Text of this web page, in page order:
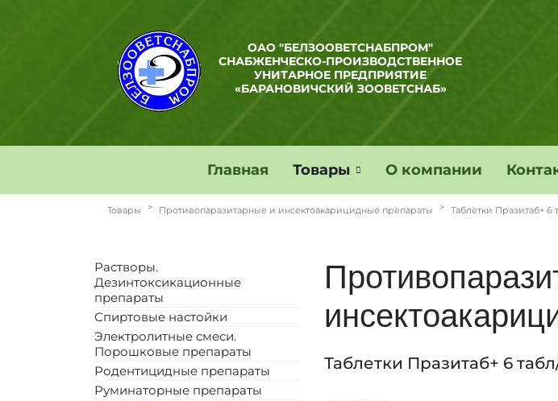
ОАО "БЕЛЗООВЕТСНАБПРОМ"
СНАБЖЕНЧЕСКО-ПРОИЗВОДСТВЕННОЕ
УНИТАРНОЕ ПРЕДПРИЯТИЕ
«БАРАНОВИЧСКИЙ ЗООВЕТСНАБ»
Главная Товары О компании
Товары Противопаразитарные и инсектоакарицидные препараты Таблетки Празитаб+ 6
Растворы.
Дезинтоксикационные
препараты
Спиртовые настойки
Электролитные смеси.
Порошковые препараты
Родентицидные препараты
Руминаторные препараты
Таблетки Празитаб+ 6